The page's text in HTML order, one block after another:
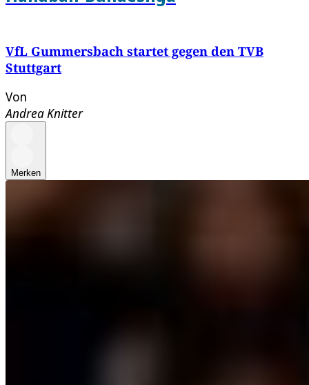
VfL Gummersbach startet gegen den TVB
Stuttgart
Von
Andrea Knitter
Merken